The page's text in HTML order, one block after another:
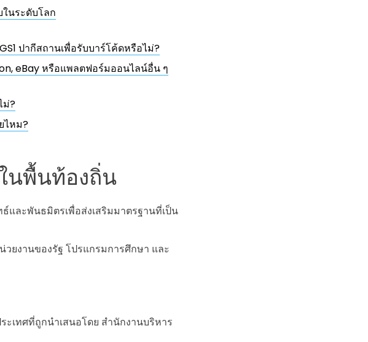
นระดับโลก
ปากีสถานเพื่อรับบาร์โค้ดหรือไม่?
eBay หรือแพลตฟอร์มออนไลน์อื่น ๆ
ม่?
ไหม?
นพื้นท้องถิ่น
ธ์และพันธมิตรเพื่อส่งเสริมมาตรฐานที่เป็น
ยงานของรัฐ โปรแกรมการศึกษา และ
เทศที่ถูกนำเสนอโดย สำนักงานบริหาร